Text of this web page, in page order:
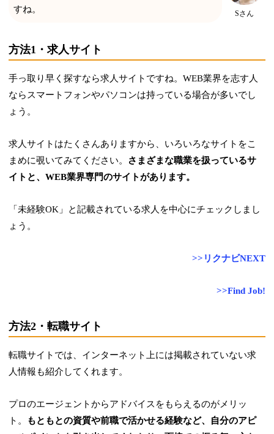
すね。
Sさん
方法1・求人サイト
手っ取り早く探すなら求人サイトですね。WEB業界を志す人
ならスマートフォンやパソコンは持っている場合が多いでし
ょう。
求人サイトはたくさんありますから、いろいろなサイトをこ
まめに覗いてみてください。
さまざまな職業を扱っているサ
イトと、WEB業界専門のサイトがあります。
「未経験OK」と記載されている求人を中心にチェックしまし
ょう。
>>リクナビNEXT
>>Find Job!
方法2・転職サイト
転職サイトでは、インターネット上には掲載されていない求
人情報も紹介してくれます。
プロのエージェントからアドバイスをもらえるのがメリッ
ト。
もともとの資質や前職で活かせる経験など、自分のアピ